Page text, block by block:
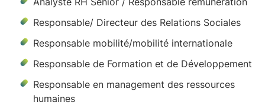
Responsable/ Directeur des Relations Sociales
Responsable mobilité/mobilité internationale
Responsable de Formation et de Développement
Responsable en management des ressources
humaines